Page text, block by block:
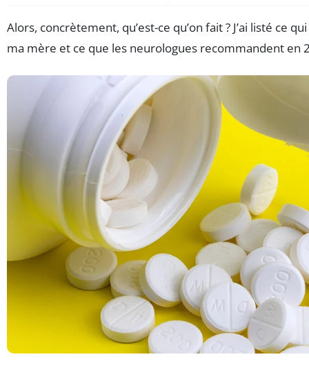
Alors, concrètement, qu’est-ce qu’on fait ? J’ai listé ce
ma mère et ce que les neurologues recommandent en